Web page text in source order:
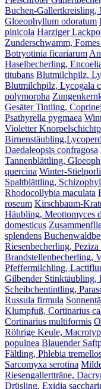
Buchen-Gallertkreisling,
Gloeophyllum odoratum
pinicola Harziger
Zunderschwamm,
Botryotinia ficariarum
Haselbecherling,
titubans Blutmilchpilz,
Blutmilchpilz, Lycogala
polymorpha
Gesäter Tintling,
Psathyrella pygmaea
Violetter
Daedaleopsis confragosa
Tannenblättling,
quercina Winter-
Spaltblättling,
Rhodocollybia maculata
roseum Kirschbaum-
Häubling, Meottomyces
domesticus
splendens
Riesenbecherling, Peziza
Brandstellenbecherling,
Pfeffermilchling,
Gilbender Stinktäubling,
Scheibchentintling,
Russula firmula
Klumpfuß, Cortinarius
Cortinarius multiformis
Röhrige Keule,
populnea Blauender
Fältling, Phlebia
Sarcomyxa serotina
Riesengallertträne,
Drüsling, Exidia